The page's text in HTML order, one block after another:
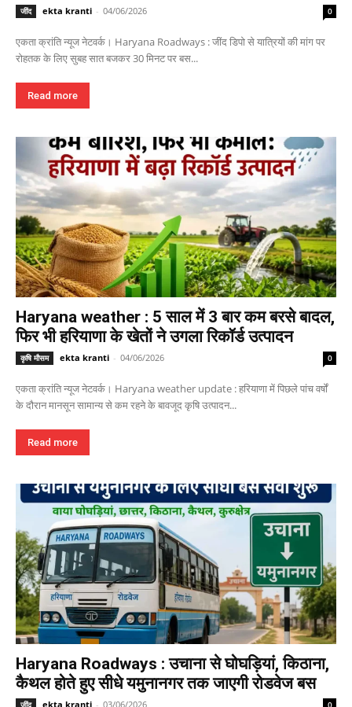
जींद ekta kranti - 04/06/2026 0
एकता क्रांति न्यूज नेटवर्क। Haryana Roadways : जींद डिपो से यात्रियों की मांग पर
रोहतक के लिए सुबह सात बजकर 30 मिनट पर बस...
Read more
Haryana weather : 5 साल में 3 बार कम बरसे बादल,
फिर भी हरियाणा के खेतों ने उगला रिकॉर्ड उत्पादन
कृषि मौसम ekta kranti - 04/06/2026 0
एकता क्रांति न्यूज नेटवर्क। Haryana weather update : हरियाणा में पिछले पांच वर्षों
के दौरान मानसून सामान्य से कम रहने के बावजूद कृषि उत्पादन...
Read more
Haryana Roadways : उचाना से घोघड़ियां, किठाना,
कैथल होते हुए सीधे यमुनानगर तक जाएगी रोडवेज बस
जींद ekta kranti - 03/06/2026 0